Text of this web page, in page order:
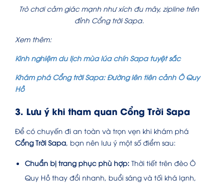
Trò chơi cảm giác mạnh như xích đu mây, zipline trên
đỉnh Cổng trời Sapa.
Xem thêm:
Kinh nghiệm du lịch mùa lúa chín Sapa tuyệt sắc
Khám phá Cổng trời Sapa: Đường lên tiên cảnh Ô Quy
Hồ
3. Lưu ý khi tham quan Cổng Trời Sapa
Để có chuyến đi an toàn và trọn vẹn khi khám phá
Cổng Trời Sapa, bạn nên lưu ý một số điểm sau:
Chuẩn bị trang phục phù hợp: Thời tiết trên đèo Ô
Quy Hồ thay đổi nhanh, buổi sáng và tối khá lạnh,